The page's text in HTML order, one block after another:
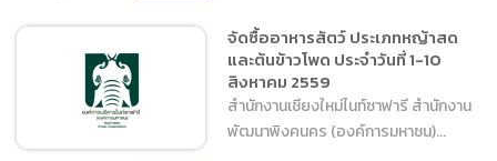
จัดซื้ออาหารสัตว์ ประเภท
หญ้าสดและต้นข้าวโพด ประจำ
วันที่ 11-20 สิงหาคม 2559
จัดซื้ออาหารสัตว์ ประเภทหญ้าสด
และต้นข้าวโพด ประจำวันที่ 1-10
สิงหาคม 2559
สำนักงานเชียงใหม่ไนท์ซาฟารี สำนักงาน
พัฒนาพิงคนคร (องค์การมหาชน)...